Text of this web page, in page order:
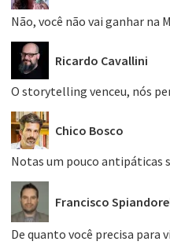
Não, você não vai ganhar na
Ricardo Cavallini
O storytelling venceu, nós
Chico Bosco
Notas um pouco antipáticas
Francisco
De quanto você precisa para